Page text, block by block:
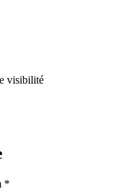
visibilité
*